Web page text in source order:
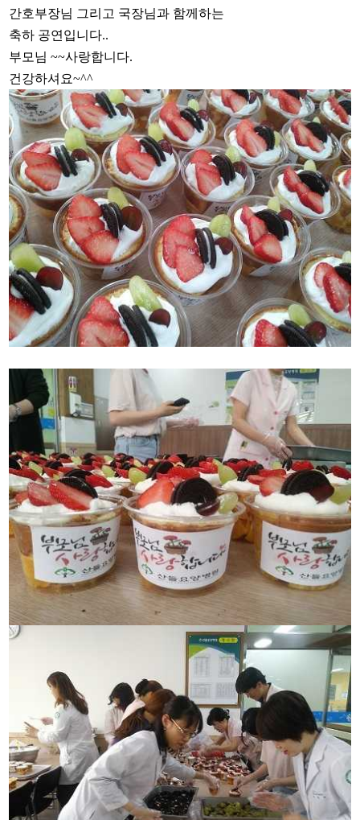
간호부장님 그리고 국장님과 함께하는
축하 공연입니다..
부모님 ~~사랑합니다.
건강하셔요~^^